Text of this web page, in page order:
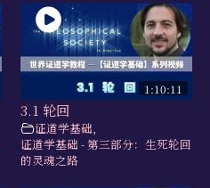
1:10:11
3.1 轮回
证道学基础,
证道学基础 - 第三部分：生死轮回
的灵魂之路